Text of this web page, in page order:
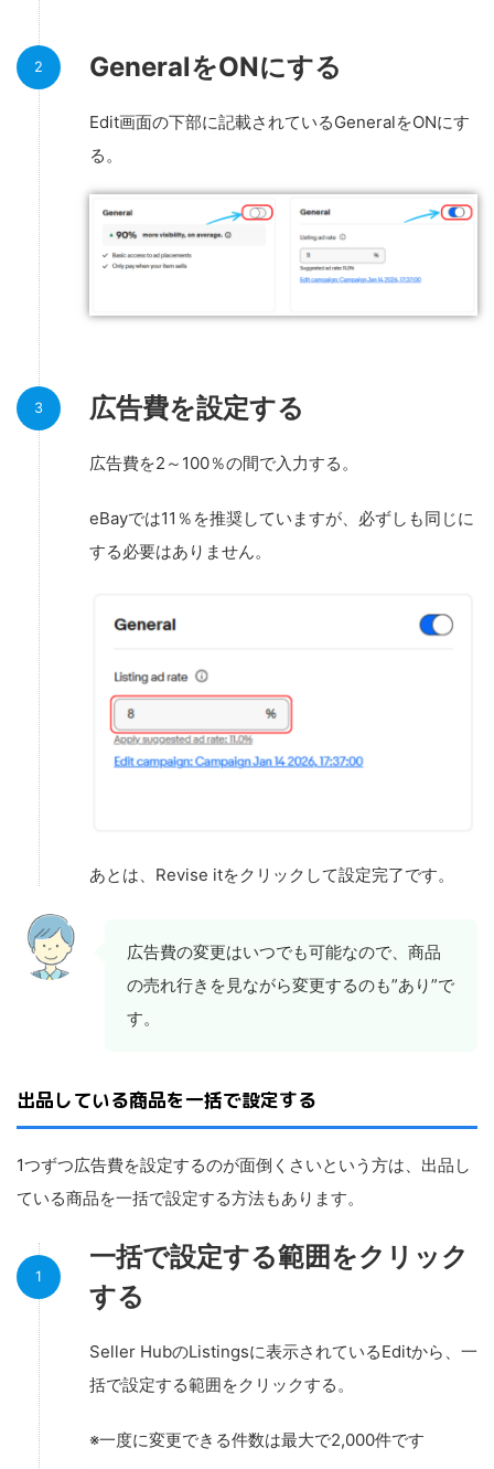
GeneralをONにする
Edit画面の下部に記載されているGeneralをONにす
る。
広告費を設定する
広告費を2～100％の間で入力する。
eBayでは11％を推奨していますが、必ずしも同じに
する必要はありません。
あとは、Revise itをクリックして設定完了です。
広告費の変更はいつでも可能なので、商品
の売れ行きを見ながら変更するのも”あり”で
す。
出品している商品を一括で設定する
1つずつ広告費を設定するのが面倒くさいという方は、出品し
ている商品を一括で設定する方法もあります。
一括で設定する範囲をクリック
する
Seller HubのListingsに表示されているEditから、一
括で設定する範囲をクリックする。
※一度に変更できる件数は最大で2,000件です